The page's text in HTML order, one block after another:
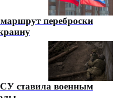
переброски
ставила военным